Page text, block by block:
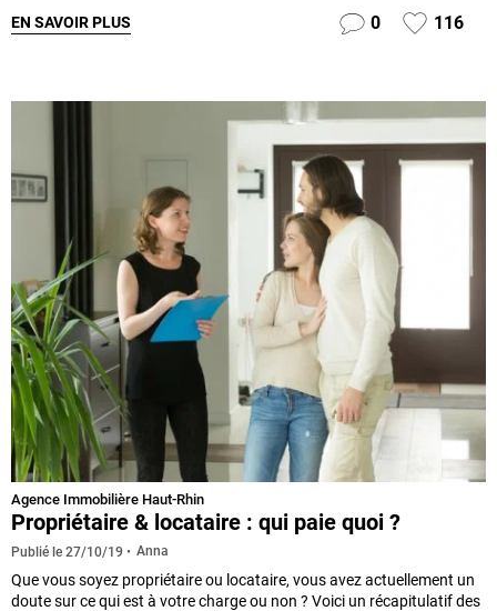
EN SAVOIR PLUS 0 116
Agence Immobilière Haut-Rhin
Propriétaire & locataire : qui paie quoi ?
Publié le 27/10/19 Anna
Que vous soyez propriétaire ou locataire, vous avez actuellement un
doute sur ce qui est à votre charge ou non ? Voici un récapitulatif des